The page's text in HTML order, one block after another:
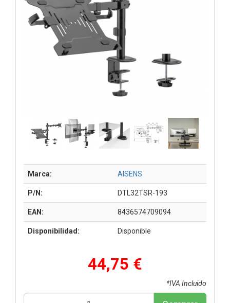
Marca: AISENS
P/N: DTL32TSR-193
EAN: 8436574709094
Disponibilidad: Disponible
44,75 €
*IVA Incluido